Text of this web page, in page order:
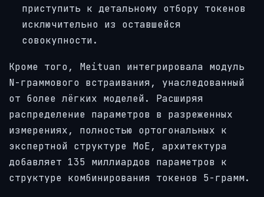
приступить к детальному отбору токенов
исключительно из оставшейся
совокупности.
Кроме того, Meituan интегрировала модуль
N-граммового встраивания, унаследованный
от более лёгких моделей. Расширяя
распределение параметров в разреженных
измерениях, полностью ортогональных к
экспертной структуре MoE, архитектура
добавляет 135 миллиардов параметров к
структуре комбинирования токенов 5-грамм.